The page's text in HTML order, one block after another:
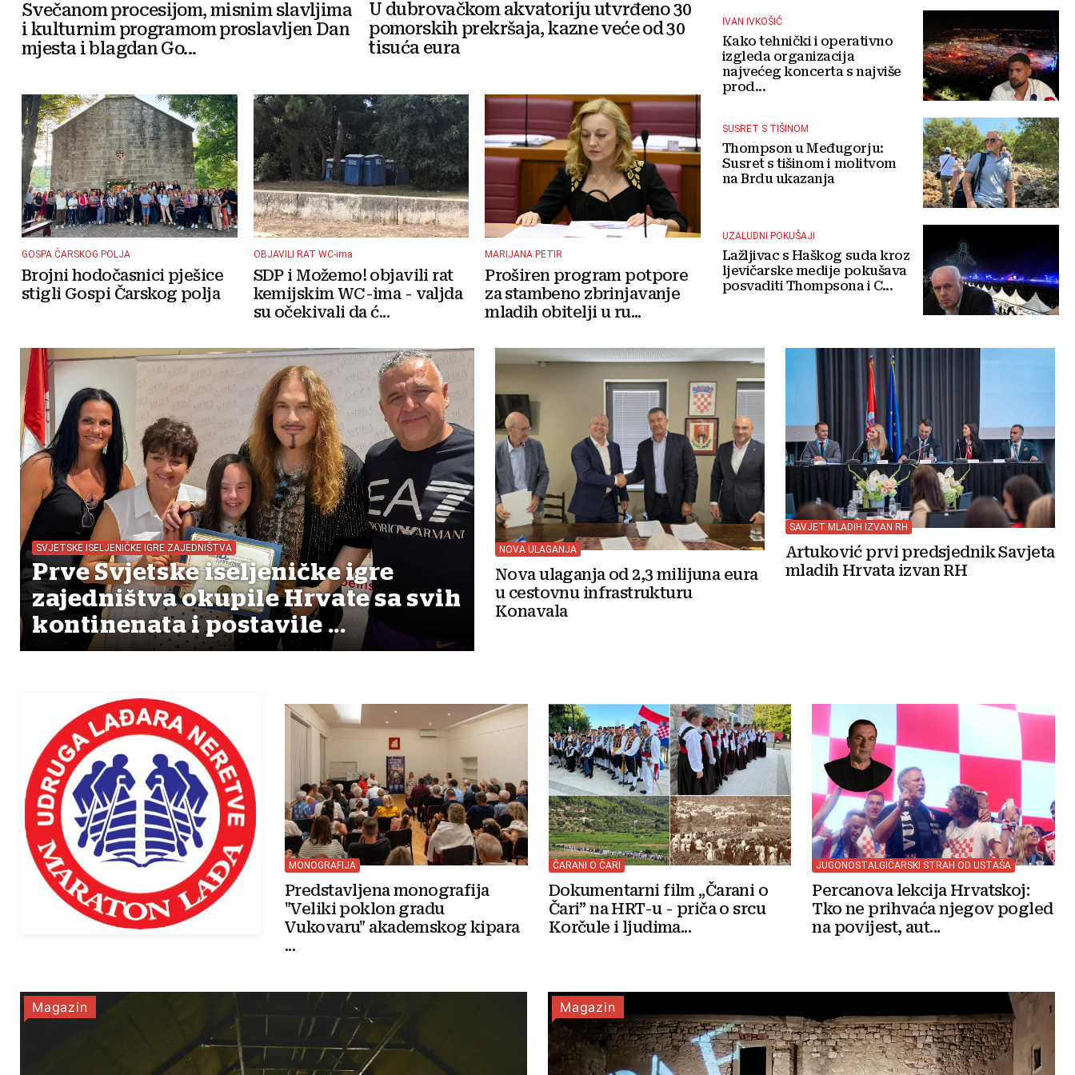
Svečanom procesijom, misnim slavljima
i kulturnim programom proslavljen Dan
mjesta i blagdan Go...
U dubrovačkom akvatoriju utvrđeno 30
pomorskih prekršaja, kazne veće od 30
tisuća eura
GOSPA ČARSKOG POLJA
Brojni hodočasnici pješice
stigli Gospi Čarskog polja
OBJAVILI RAT WC-ima
SDP i Možemo! objavili rat
kemijskim WC-ima - valjda
su očekivali da ć...
MARIJANA PETIR
Proširen program potpore
za stambeno zbrinjavanje
mladih obitelji u ru...
IVAN IVKOŠIĆ
Kako tehnički i operativno
izgleda organizacija
najvećeg koncerta s najviše
prod...
SUSRET S TIŠINOM
Thompson u Međugorju:
Susret s tišinom i molitvom
na Brdu ukazanja
UZALUDNI POKUŠAJI
Lažljivac s Haškog suda kroz
ljevičarske medije pokušava
posvaditi Thompsona i C...
SVJETSKE ISELJENIČKE IGRE ZAJEDNIŠTVA
Prve Svjetske iseljeničke igre
zajedništva okupile Hrvate sa svih
kontinenata i postavile ...
NOVA ULAGANJA
Nova ulaganja od 2,3 milijuna eura
u cestovnu infrastrukturu
Konavala
SAVJET MLADIH IZVAN RH
Artuković prvi predsjednik Savjeta
mladih Hrvata izvan RH
MONOGRAFIJA
Predstavljena monografija
"Veliki poklon gradu
Vukovaru" akademskog kipara
...
ČARANI O ČARI
Dokumentarni film „Čarani o
Čari” na HRT-u - priča o srcu
Korčule i ljudima...
JUGONOSTALGIČARSKI STRAH OD USTAŠA
Percanova lekcija Hrvatskoj:
Tko ne prihvaća njegov pogled
na povijest, aut...
Magazin Magazin